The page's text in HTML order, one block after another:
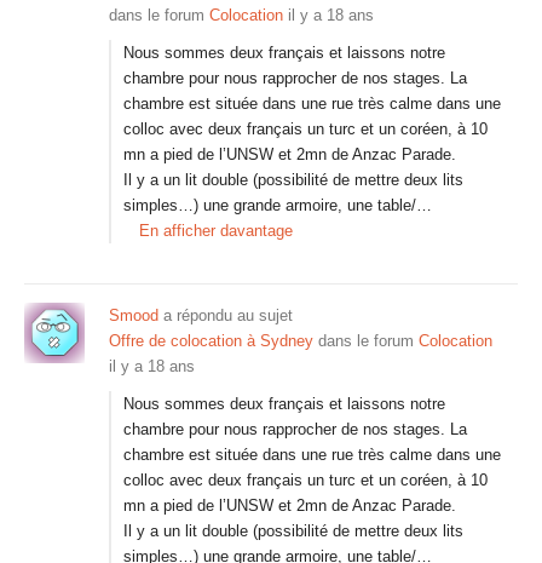
dans le forum Colocation il y a 18 ans
Nous sommes deux français et laissons notre
chambre pour nous rapprocher de nos stages. La
chambre est située dans une rue très calme dans une
colloc avec deux français un turc et un coréen, à 10
mn a pied de l’UNSW et 2mn de Anzac Parade.
Il y a un lit double (possibilité de mettre deux lits
simples…) une grande armoire, une table/…
En afficher davantage
Smood a répondu au sujet
Offre de colocation à Sydney dans le forum Colocation
il y a 18 ans
Nous sommes deux français et laissons notre
chambre pour nous rapprocher de nos stages. La
chambre est située dans une rue très calme dans une
colloc avec deux français un turc et un coréen, à 10
mn a pied de l’UNSW et 2mn de Anzac Parade.
Il y a un lit double (possibilité de mettre deux lits
simples…) une grande armoire, une table/…